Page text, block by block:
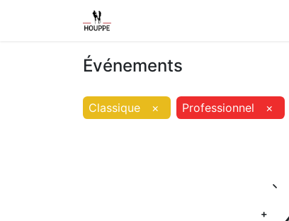
Événements
Classique × Professionnel ×